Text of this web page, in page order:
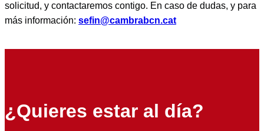
solicitud, y contactaremos contigo. En caso de dudas, y para
más información: sefin@cambrabcn.cat
¿Quieres estar al día?